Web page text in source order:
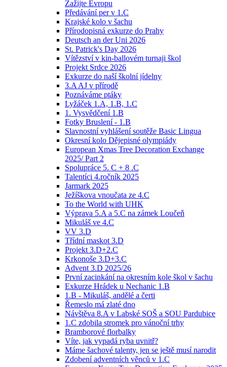
Zažijte Evropu
Předávání per v 1.C
Krajské kolo v šachu
Přírodopisná exkurze do Prahy
Deutsch an der Uni 2026
St. Patrick's Day 2026
Vítězství v kin-ballovém turnaji škol
Projekt Srdce 2026
Exkurze do naší školní jídelny
3.A AJ v přírodě
Poznáváme ptáky
Lyžáček 1.A, 1.B, 1.C
1. Vysvědčení 1.B
Fotky Bruslení - 1.B
Slavnostní vyhlášení soutěže Basic Lingua
Okresní kolo Dějepisné olympiády
European Xmas Tree Decoration Exchange
2025/ Part 2
Spolupráce 5. C + 8 .C
Talentíci 4.ročník 2025
Jarmark 2025
Ježíškova vnoučata ze 4.C
To the World with UHK
Výprava 5.A a 5.C na zámek Loučeň
Mikuláš ve 4.C
VV 3.D
Třídní maskot 3.D
Projekt 3.D+2.C
Krkonoše 3.D+3.C
Advent 3.D 2025/26
První zacinkání na okresním kole škol v šachu
Exkurze Hrádek u Nechanic 1.B
1.B - Mikuláš, andělé a čerti
Řemeslo má zlaté dno
Návštěva 8.A v Labské SOŠ a SOU Pardubice
1.C zdobila stromek pro vánoční trhy
Bramborové florbalky
Víte, jak vypadá ryba uvnitř?
Máme šachové talenty, jen se ještě musí narodit
Zdobení adventních věnců v 1.C